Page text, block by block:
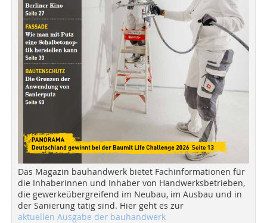
Das Magazin bauhandwerk bietet Fachinformationen für
die Inhaberinnen und Inhaber von Handwerksbetrieben,
die gewerkeübergreifend im Neubau, im Ausbau und in
der Sanierung tätig sind. Hier geht es zur
aktuellen Ausgabe der bauhandwerk